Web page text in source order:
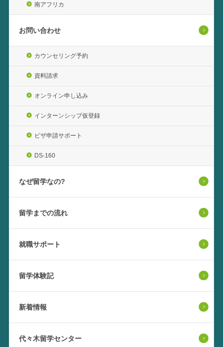
南アフリカ
お問い合わせ
カウンセリング予約
資料請求
オンライン申し込み
インターンシップ仮登録
ビザ申請サポート
DS-160
なぜ留学なの?
留学までの流れ
就職サポート
留学体験記
新着情報
代々木留学センター